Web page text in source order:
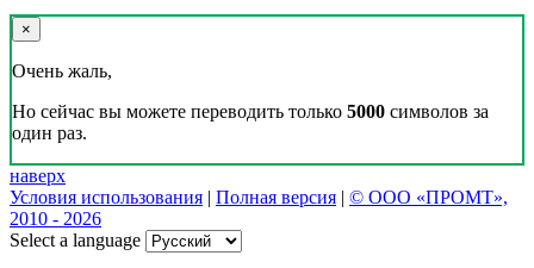
×
Очень жаль,
Но сейчас вы можете переводить только 5000 символов за
один раз.
наверх
Условия использования
Полная версия
© ООО «ПРОМТ»,
2010 - 2026
Select a language